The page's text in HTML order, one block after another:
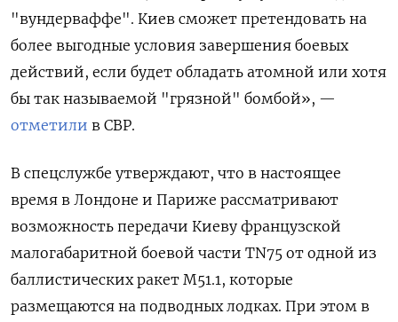
"вундерваффе". Киев сможет претендовать на
более выгодные условия завершения боевых
действий, если будет обладать атомной или хотя
бы так называемой "грязной" бомбой», —
отметили в СВР.
В спецслужбе утверждают, что в настоящее
время в Лондоне и Париже рассматривают
возможность передачи Киеву французской
малогабаритной боевой части TN75 от одной из
баллистических ракет M51.1, которые
размещаются на подводных лодках. При этом в